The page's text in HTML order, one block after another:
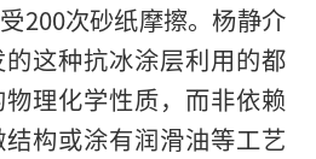
200次砂纸摩擦。杨静介
这种抗冰涂层利用的都
理化学性质，而非依赖
构或涂有润滑油等工艺